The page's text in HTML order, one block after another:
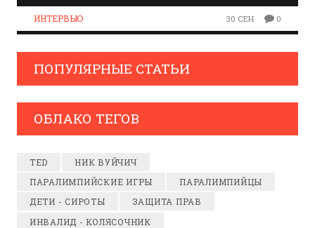
ИНТЕРВЬЮ 30 СЕН 0
ПОПУЛЯРНЫЕ СТАТЬИ
ОБЛАКО ТЕГОВ
TED
НИК ВУЙЧИЧ
ПАРАЛИМПИЙСКИЕ ИГРЫ
ПАРАЛИМПИЙЦЫ
ДЕТИ - СИРОТЫ
ЗАЩИТА ПРАВ
ИНВАЛИД - КОЛЯСОЧНИК